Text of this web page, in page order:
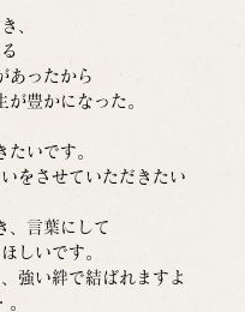
、
あったから
が豊かになった。
たいです。
をさせていただきたい
、言葉にして
しいです。
強い絆で結ばれますよ
。